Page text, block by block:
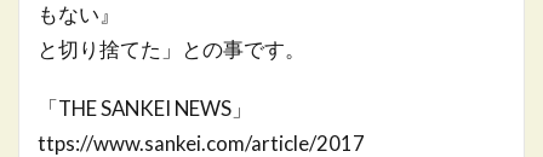
もない』
と切り捨てた」との事です。
「THE SANKEI NEWS」
ttps://www.sankei.com/article/2017